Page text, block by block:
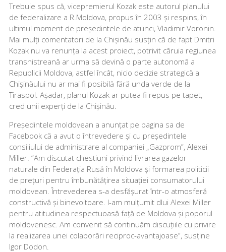
Trebuie spus că, vicepremierul Kozak este autorul planului
de federalizare a R.Moldova, propus în 2003 și respins, în
ultimul moment de președintele de atunci, Vladimir Voronin.
Mai mulți comentatori de la Chișinău susțin că de fapt Dmitri
Kozak nu va renunța la acest proiect, potrivit căruia regiunea
transnistreană ar urma să devină o parte autonomă a
Republicii Moldova, astfel încât, nicio decizie strategică a
Chișinăului nu ar mai fi posibilă fără unda verde de la
Tiraspol. Așadar, planul Kozak ar putea fi repus pe tapet,
cred unii experți de la Chișinău.
Președintele moldovean a anunțat pe pagina sa de
Facebook că a avut o întrevedere și cu președintele
consiliului de administrare al companiei „Gazprom”, Alexei
Miller. ”Am discutat chestiuni privind livrarea gazelor
naturale din Federația Rusă în Moldova și formarea politicii
de prețuri pentru îmbunătățirea situației consumatorului
moldovean. Întrevederea s-a desfășurat într-o atmosferă
constructivă și binevoitoare. I-am mulțumit dlui Alexei Miller
pentru atitudinea respectuoasă față de Moldova și poporul
moldovenesc. Am convenit să continuăm discuțiile cu privire
la realizarea unei colaborări reciproc-avantajoase”, susține
Igor Dodon.